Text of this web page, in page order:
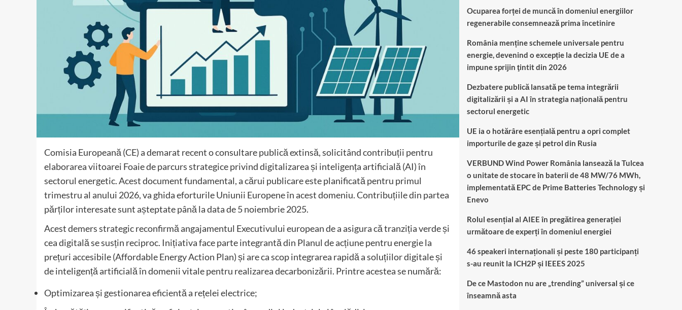
Comisia Europeană (CE) a demarat recent o consultare publică extinsă, solicitând contribuții pentru
elaborarea viitoarei Foaie de parcurs strategice privind digitalizarea și inteligența artificială (AI) în
sectorul energetic. Acest document fundamental, a cărui publicare este planificată pentru primul
trimestru al anului 2026, va ghida eforturile Uniunii Europene în acest domeniu. Contribuțiile din partea
părților interesate sunt așteptate până la data de 5 noiembrie 2025.
Acest demers strategic reconfirmă angajamentul Executivului european de a asigura că tranziția verde și
cea digitală se susțin reciproc. Inițiativa face parte integrantă din Planul de acțiune pentru energie la
prețuri accesibile (Affordable Energy Action Plan) și are ca scop integrarea rapidă a soluțiilor digitale și
de inteligență artificială în domenii vitale pentru realizarea decarbonizării. Printre acestea se numără:
Optimizarea și gestionarea eficientă a rețelei electrice;
Ocuparea forței de muncă în domeniul energiilor
regenerabile consemnează prima încetinire
România menține schemele universale pentru
energie, devenind o excepție la decizia UE de a
impune sprijin ţintit din 2026
Dezbatere publică lansată pe tema integrării
digitalizării și a AI în strategia națională pentru
sectorul energetic
UE ia o hotărâre esențială pentru a opri complet
importurile de gaze și petrol din Rusia
VERBUND Wind Power România lansează la Tulcea
o unitate de stocare în baterii de 48 MW/76 MWh,
implementată EPC de Prime Batteries Technology și
Enevo
Rolul esențial al AIEE în pregătirea generației
următoare de experți în domeniul energiei
46 speakeri internaționali și peste 180 participanți
s-au reunit la ICH2P și IEEES 2025
De ce Mastodon nu are „trending” universal și ce
înseamnă asta